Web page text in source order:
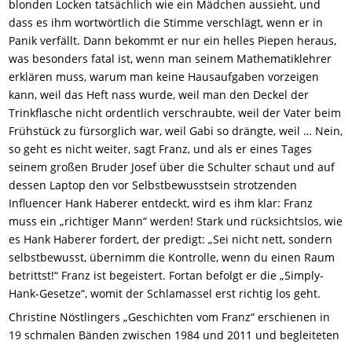
blonden Locken tatsächlich wie ein Mädchen aussieht, und
dass es ihm wortwörtlich die Stimme verschlägt, wenn er in
Panik verfällt. Dann bekommt er nur ein helles Piepen heraus,
was besonders fatal ist, wenn man seinem Mathematiklehrer
erklären muss, warum man keine Hausaufgaben vorzeigen
kann, weil das Heft nass wurde, weil man den Deckel der
Trinkflasche nicht ordentlich verschraubte, weil der Vater beim
Frühstück zu fürsorglich war, weil Gabi so drängte, weil … Nein,
so geht es nicht weiter, sagt Franz, und als er eines Tages
seinem großen Bruder Josef über die Schulter schaut und auf
dessen Laptop den vor Selbstbewusstsein strotzenden
Influencer Hank Haberer entdeckt, wird es ihm klar: Franz
muss ein „richtiger Mann“ werden! Stark und rücksichtslos, wie
es Hank Haberer fordert, der predigt: „Sei nicht nett, sondern
selbstbewusst, übernimm die Kontrolle, wenn du einen Raum
betrittst!“ Franz ist begeistert. Fortan befolgt er die „Simply-
Hank-Gesetze“, womit der Schlamassel erst richtig los geht.
Christine Nöstlingers „Geschichten vom Franz“ erschienen in
19 schmalen Bänden zwischen 1984 und 2011 und begleiteten